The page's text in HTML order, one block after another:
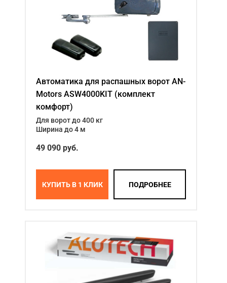
Автоматика для распашных ворот AN-
Motors ASW4000KIT (комплект
комфорт)
Для ворот до 400 кг
Ширина до 4 м
49 090 руб.
КУПИТЬ В 1 КЛИК ПОДРОБНЕЕ